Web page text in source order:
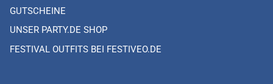
GUTSCHEINE
UNSER PARTY.DE SHOP
FESTIVAL OUTFITS BEI FESTIVEO.DE